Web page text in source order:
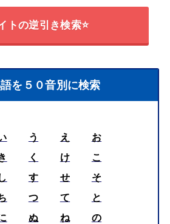
トの逆引き検索⭐
を５０音別に検索
う え
お
く け
こ
す せ
そ
つ て
と
ぬ ね
の